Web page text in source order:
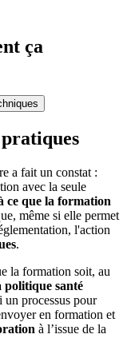
ça
a fait un constat :
avec la seule
ce que la formation
même si elle permet
l'action
.
la formation soit, au
politique santé
un processus pour
en formation et
à l’issue de la